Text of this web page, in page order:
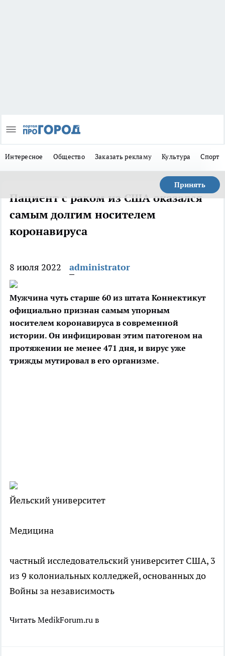
Интересное Общество Заказать рекламу Культура Спорт
Принять
Пациент с раком из США оказался
самым долгим носителем
коронавируса
8 июля 2022 administrator
Мужчина чуть старше 60 из штата Коннектикут
официально признан самым упорным
носителем коронавируса в современной
истории. Он инфицирован этим патогеном на
протяжении не менее 471 дня, и вирус уже
трижды мутировал в его организме.
Йельский университет
Медицина
частный исследовательский университет США, 3
из 9 колониальных колледжей, основанных до
Войны за независимость
Читать MedikForum.ru в